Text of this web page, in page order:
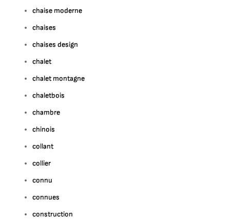
chaise moderne
chaises
chaises design
chalet
chalet montagne
chaletbois
chambre
chinois
collant
collier
connu
connues
construction